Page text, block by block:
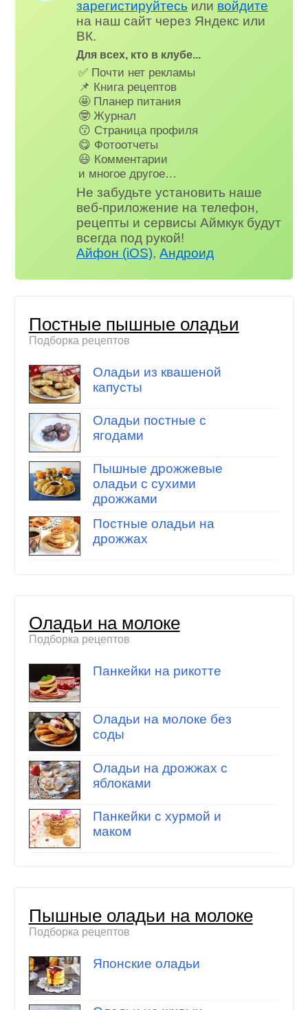
зарегистируйтесь или войдите
на наш сайт через Яндекс или
ВК.
Для всех, кто в клубе...
✅ Почти нет рекламы
📌 Книга рецептов
🤩 Планер питания
🤓 Журнал
😗 Страница профиля
😋 Фотоотчеты
😃 Комментарии
и многое другое…
Не забудьте установить наше
веб-приложение на телефон,
рецепты и сервисы Аймкук будут
всегда под рукой!
Айфон (iOS),Андроид
Постные пышные оладьи
Подборка рецептов
Оладьи из квашеной
капусты
Оладьи постные с
ягодами
Пышные дрожжевые
оладьи с сухими
дрожжами
Постные оладьи на
дрожжах
Оладьи на молоке
Подборка рецептов
Панкейки на рикотте
Оладьи на молоке без
соды
Оладьи на дрожжах с
яблоками
Панкейки с хурмой и
маком
Пышные оладьи на молоке
Подборка рецептов
Японские оладьи